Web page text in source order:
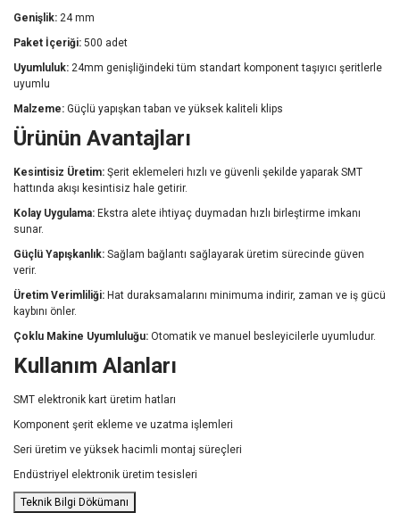
Genişlik: 24mm
Paket İçeriği: 500 adet
Uyumluluk: 24mm genişliğindekitüm standart komponenttaşıyıcı şeritlerle
uyumlu
Malzeme: Güçlü yapışkantaban ve yüksek kaliteli klips
Ürünün Avantajları
Kesintisiz Üretim: Şerit eklemeleri hızlı ve güvenli şekilde yaparak SMT
hattında akışı kesintisiz hale getirir.
Kolay Uygulama: Ekstra alete ihtiyaç duymadan hızlı birleştirme imkanı
sunar.
Güçlü Yapışkanlık: Sağlam bağlantı sağlayarak üretim sürecinde güven
verir.
Üretim Verimliliği: Hat duraksamalarını minimuma indirir, zaman ve iş gücü
kaybını önler.
Çoklu Makine Uyumluluğu: Otomatik ve manuel besleyicilerle uyumludur.
Kullanım Alanları
SMT elektronik kart üretim hatları
Komponent şerit ekleme ve uzatma işlemleri
Seri üretim ve yüksek hacimli montaj süreçleri
Endüstriyel elektronik üretimtesisleri
Teknik Bilgi Dökümanı